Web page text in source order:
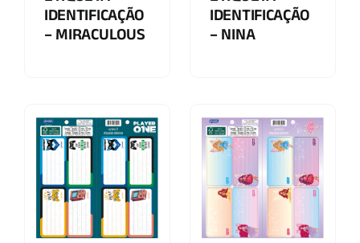
IDENTIFICAÇÃO
– MIRACULOUS
IDENTIFICAÇÃO
– NINA